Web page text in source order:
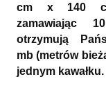
cm x 140
zamawiając
otrzymują
mb (metrów
jednym kawałku.